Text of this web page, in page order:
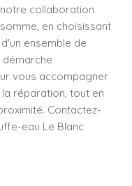
collaboration
en choisissant
ensemble de
démarche
vous accompagner
réparation, tout en
Contactez-
eau Le Blanc